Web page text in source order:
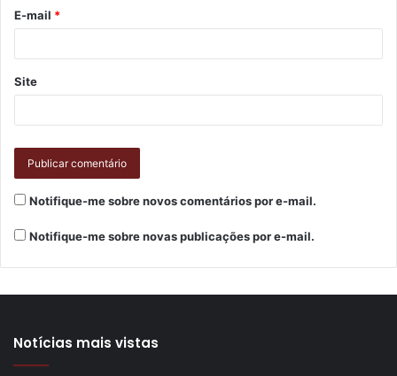
E-mail *
Site
Notifique-me sobre novos comentários por e-mail.
Notifique-me sobre novas publicações por e-mail.
Notícias mais vistas